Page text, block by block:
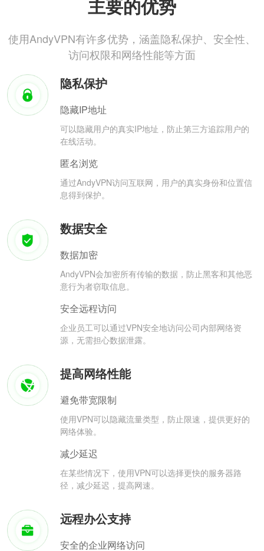
主要的优势
使用AndyVPN有许多优势，涵盖隐私保护、安全性、
访问权限和网络性能等方面
隐私保护
隐藏IP地址
可以隐藏用户的真实IP地址，防止第三方追踪用户的
在线活动。
匿名浏览
通过AndyVPN访问互联网，用户的真实身份和位置信
息得到保护。
数据安全
数据加密
AndyVPN会加密所有传输的数据，防止黑客和其他恶
意行为者窃取信息。
安全远程访问
企业员工可以通过VPN安全地访问公司内部网络资
源，无需担心数据泄露。
提高网络性能
避免带宽限制
使用VPN可以隐藏流量类型，防止限速，提供更好的
网络体验。
减少延迟
在某些情况下，使用VPN可以选择更快的服务器路
径，减少延迟，提高网速。
远程办公支持
安全的企业网络访问